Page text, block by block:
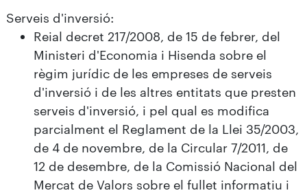
Serveis d'inversió:
Reial decret 217/2008, de 15 de febrer, del
Ministeri d'Economia i Hisenda sobre el
règim jurídic de les empreses de serveis
d'inversió i de les altres entitats que presten
serveis d'inversió, i pel qual es modifica
parcialment el Reglament de la Llei 35/2003,
de 4 de novembre, de la Circular 7/2011, de
12 de desembre, de la Comissió Nacional del
Mercat de Valors sobre el fullet informatiu i